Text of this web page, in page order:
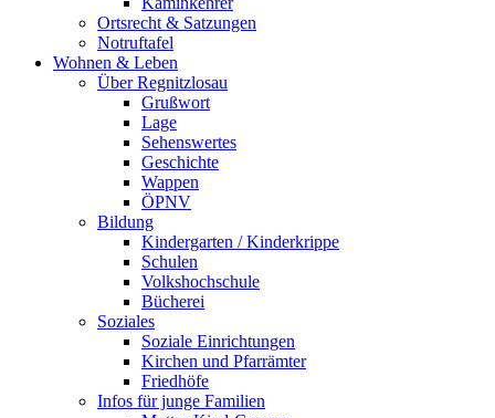
Ortsrecht & Satzungen
Notruftafel
Wohnen & Leben
Über Regnitzlosau
Grußwort
Lage
Sehenswertes
Geschichte
Wappen
ÖPNV
Bildung
Kindergarten / Kinderkrippe
Schulen
Volkshochschule
Bücherei
Soziales
Soziale Einrichtungen
Kirchen und Pfarrämter
Friedhöfe
Infos für junge Familien